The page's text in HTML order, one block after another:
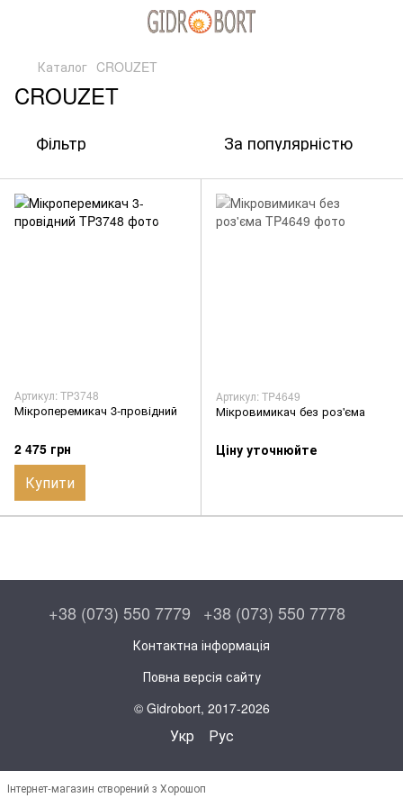
Каталог CROUZET
CROUZET
Фільтр За популярністю
Артикул: TP3748
Мікроперемикач 3-провідний
2 475 грн
Купити
Артикул: TP4649
Мікровимикач без роз'єма
Ціну уточнюйте
+38 (073) 550 7779 +38 (073) 550 7778
Контактна інформація
Повна версія сайту
© Gidrobort, 2017-2026
Укр Рус
Інтернет-магазин створений з Хорошоп